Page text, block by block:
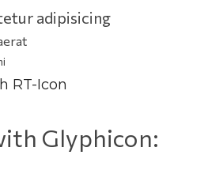
adipisicing
RT-Icon
Glyphicon: